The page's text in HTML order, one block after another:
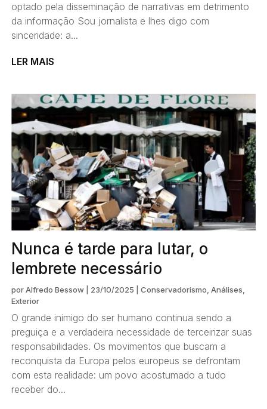
optado pela disseminação de narrativas em detrimento
da informação Sou jornalista e lhes digo com
sinceridade: a...
LER MAIS
Nunca é tarde para lutar, o
lembrete necessário
porAlfredo Bessow 23/10/2025 Conservadorismo, Análises,
Exterior
O grande inimigo do ser humano continua sendo a
preguiça e a verdadeira necessidade de terceirizar suas
responsabilidades. Os movimentos que buscam a
reconquista da Europa pelos europeus se defrontam
com esta realidade: um povo acostumado a tudo
receber do...